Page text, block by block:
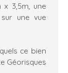
3,5m, une
une vue
ce bien
Géorisques